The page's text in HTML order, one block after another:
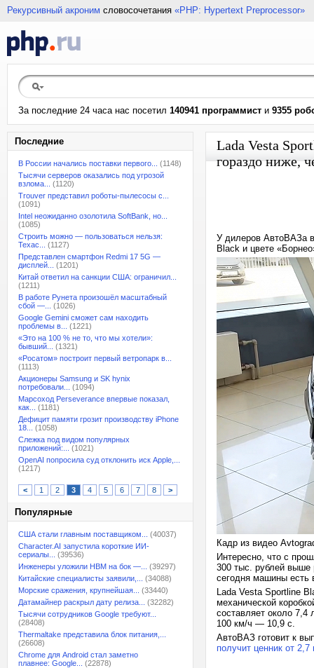
Рекурсивный акроним словосочетания «PHP: Hypertext Preprocessor»
За последние 24 часа нас посетил 140941 программист и 9355
Последние
В России начались поставки первого...
(1148)
Тысячи серверов оказались под угрозой
взлома...
(1120)
Trouver представил роботы-пылесосы с...
(1091)
Intel неожиданно озолотила SoftBank, но...
(1085)
Строить можно — пользоваться нельзя:
Техас...
(1127)
Представлен смартфон Redmi 17 5G —
дисплей...
(1201)
Китай ответил на санкции США: ограничил...
(1211)
В работе Рунета произошёл масштабный
сбой —...
(1026)
Google Gemini сможет сам находить
проблемы в...
(1221)
«Это на 100 % не то, что мы хотели»:
бывший...
(1321)
«Росатом» построит первый ветропарк в...
(1113)
Акционеры Samsung и SK hynix
потребовали...
(1094)
Марсоход Perseverance впервые показал,
как...
(1181)
Дефицит памяти грозит производству iPhone
18...
(1058)
Слежка под видом популярных
приложений:...
(1021)
OpenAI попросила суд отклонить иск Apple,...
(1217)
< 1 2 3 4 5 6 7 8 >
Популярные
США стали главным поставщиком...
(40037)
Character.AI запустила короткие ИИ-
сериалы...
(39536)
Инженеры уложили HBM на бок —...
(39297)
Китайские специалисты заявили,...
(34088)
Морские сражения, крупнейшая...
(33440)
Датамайнер раскрыл дату релиза...
(32282)
Тысячи сотрудников Google требуют...
(28408)
Thermaltake представила блок питания,...
(26608)
Chrome для Android стал заметно
плавнее: Google...
(22878)
Lada Vesta
гораздо ниже,
У дилеров АвтоВАЗа
Black и цвете
Кадр из видео
Интересно, что с
300 тыс. рублей выше
сегодня машины есть
Lada Vesta Sportline
механической
составляет около
100 км/ч — 10,9 с.
АвтоВАЗ готовит к
получит ценник от